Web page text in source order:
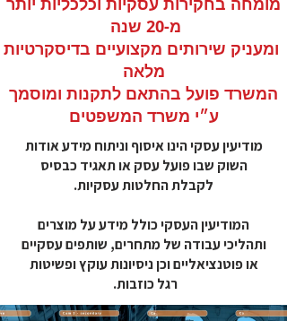
מ-20 שנה
ומעניק שירותים מקצועיים בדיסקרטיות
מלאה
המשרד פועל בהתאם לתקנות ומוסמך
ע״י משרד המשפטים
מודיעין עסקי הינו איסוף וניתוח מידע אודות
השוק שבו פועל עסק או תאגיד כבסיס
לקבלת החלטות עסקיות.
המודיעין העסקי כולל מידע על מוצרים
ותהליכי עבודה של מתחרים, שותפים עסקיים
או פוטנציאליים וכן ניסיונות עוקץ ופשיטות
רגל כוזבות.